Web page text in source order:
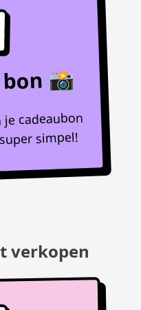
📸
cadeaubon
simpel!
verkopen